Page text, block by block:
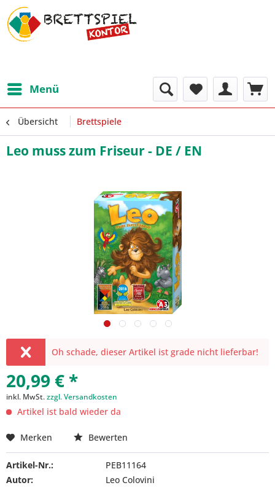
Menü
Übersicht Brettspiele
Leo muss zum Friseur - DE / EN
Oh schade, dieser Artikel ist grade nicht lieferbar!
20,99 € *
inkl. MwSt.zzgl. Versandkosten
Artikel ist bald wieder da
Merken Bewerten
Artikel-Nr.:
PEB11164
Autor:
Leo Colovini